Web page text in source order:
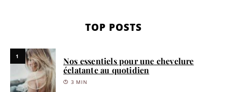
TOP POSTS
1
Nos essentiels pour une chevelure
éclatante au quotidien
3 MIN